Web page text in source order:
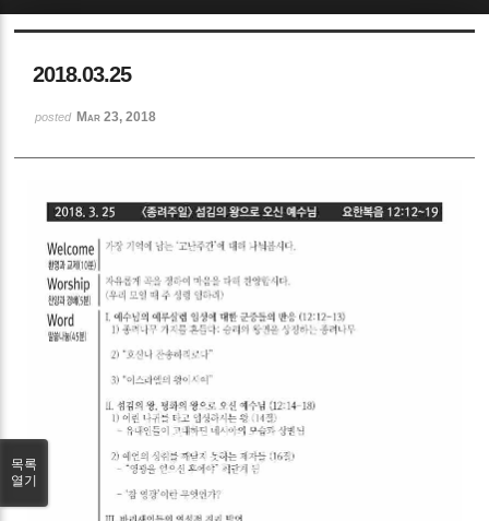
2018.03.25
posted Mar 23, 2018
목록
열기
Sketchbook5, 스케치북5
Sketchbook5, 스케치북5